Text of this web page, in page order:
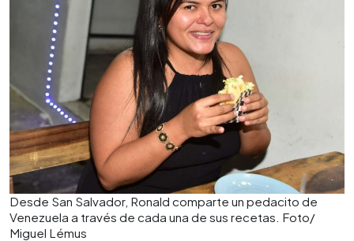
Desde San Salvador, Ronald comparte un pedacito de
Venezuela a través de cada una de sus recetas. Foto/
Miguel Lémus